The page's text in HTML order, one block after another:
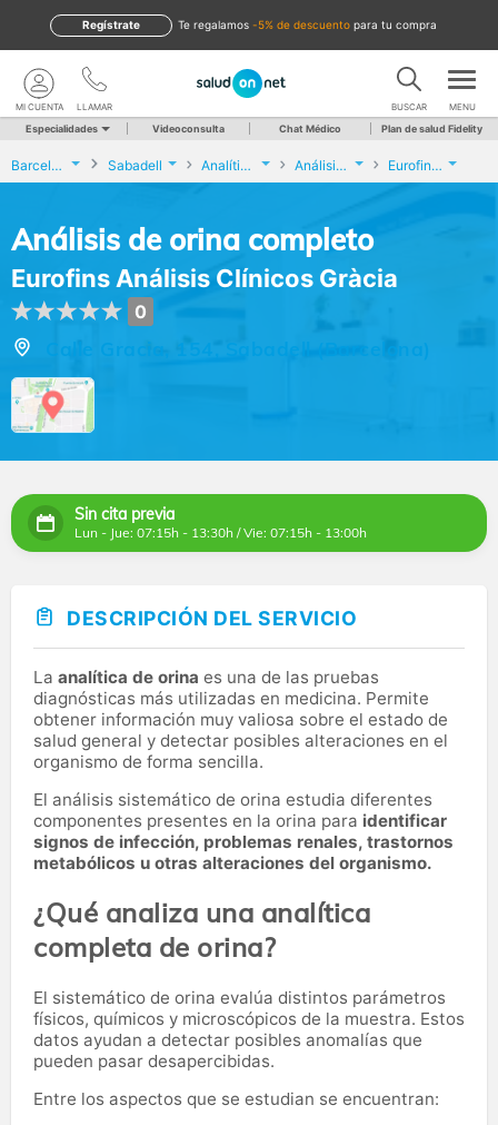
te regalamos -5% de descuento para tu compra
Regístrate
LLAMAR
MI CUENTA BUSCAR MENU
Especialidades Videoconsulta Chat Médico Plan de salud Fidelity
Barcelona Sabadell Analíticas y Genética Análisis de orina completo Eurofins Análisis Clínicos Gràcia
Análisis de orina completo
Eurofins Análisis Clínicos Gràcia
0
Calle Gracia, 154, Sabadell (Barcelona)
Sin cita previa
Lun - Jue: 07:15h - 13:30h / Vie: 07:15h - 13:00h
DESCRIPCIÓN DEL SERVICIO
La analítica de orina es una de las pruebas
diagnósticas más utilizadas en medicina. Permite
obtener información muy valiosa sobre el estado de
salud general y detectar posibles alteraciones en el
organismo de forma sencilla.
El análisis sistemático de orina estudia diferentes
componentes presentes en la orina para identificar
signos de infección, problemas renales, trastornos
metabólicos u otras alteraciones del organismo.
¿Qué analiza una analítica
completa de orina?
El sistemático de orina evalúa distintos parámetros
físicos, químicos y microscópicos de la muestra. Estos
datos ayudan a detectar posibles anomalías que
pueden pasar desapercibidas.
Entre los aspectos que se estudian se encuentran: